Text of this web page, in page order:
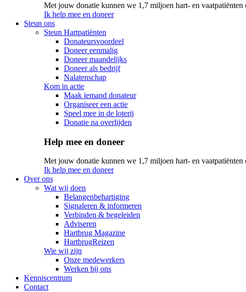
Met jouw donatie kunnen we 1,7 miljoen hart- en
Ik help mee en doneer
Steun ons
Steun Hartpatiënten
Donateursvoordeel
Doneer eenmalig
Doneer maandelijks
Doneer als bedrijf
Nalatenschap
Kom in actie
Maak iemand donateur
Organiseer een actie
Speel mee in de loterij
Donatie na overlijden
Help mee en doneer
Met jouw donatie kunnen we 1,7 miljoen hart- en
Ik help mee en doneer
Over ons
Wat wij doen
Belangenbehartiging
Signaleren & informeren
Verbinden & begeleiden
Adviseren
Hartbrug Magazine
HartbrugReizen
Wie wij zijn
Onze medewerkers
Werken bij ons
Kenniscentrum
Contact